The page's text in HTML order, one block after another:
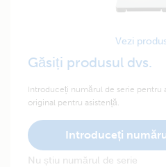
Vezi
Găsiți produsul dvs.
Introduceți numărul de serie pentru
original pentru asistență.
Introduceți
Nu știu numărul de serie